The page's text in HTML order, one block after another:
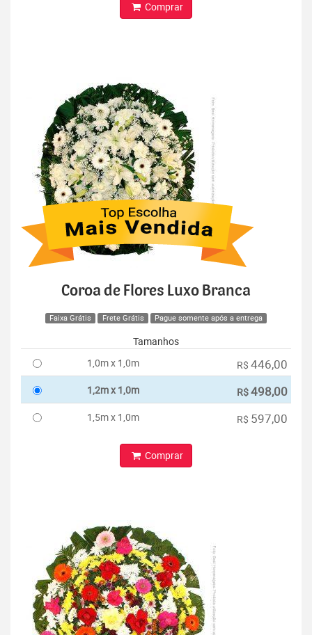
Comprar
Coroa de Flores Luxo Branca
Faixa Grátis Frete Grátis Pague somente após a entrega
Tamanhos
1,0m x 1,0m
R$ 446,00
1,2m x 1,0m R$498,00
1,5m x 1,0m R$ 597,00
Comprar